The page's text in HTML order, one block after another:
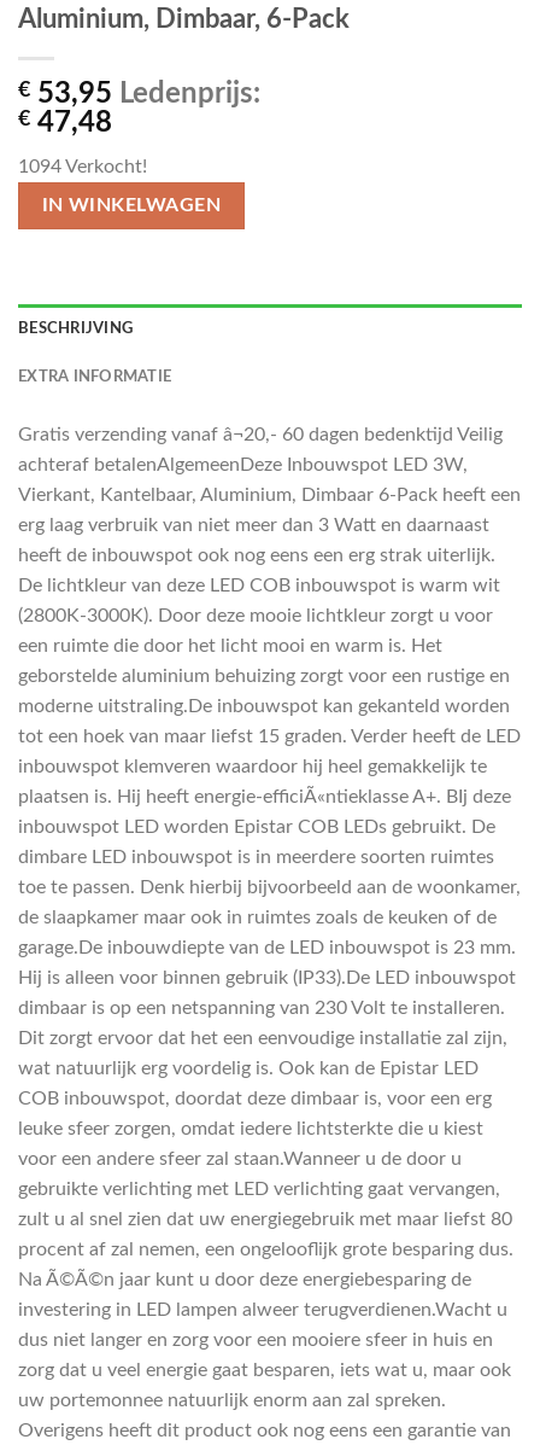
Aluminium, Dimbaar, 6-Pack
€ 53,95 Ledenprijs:
€ 47,48
1094Verkocht!
IN WINKELWAGEN
BESCHRIJVING
EXTRA INFORMATIE
Gratis verzending vanaf â¬20,- 60 dagen bedenktijd Veilig
achteraf betalenAlgemeenDeze Inbouwspot LED 3W,
Vierkant, Kantelbaar, Aluminium, Dimbaar 6-Pack heeft een
erg laag verbruik van niet meer dan 3 Watt en daarnaast
heeft de inbouwspot ook nog eens een erg strak uiterlijk.
De lichtkleur van deze LED COB inbouwspot is warm wit
(2800K-3000K). Door deze mooie lichtkleur zorgt u voor
een ruimte die door het licht mooi en warm is. Het
geborstelde aluminium behuizing zorgt voor een rustige en
moderne uitstraling.De inbouwspot kan gekanteld worden
tot een hoek van maar liefst 15 graden. Verder heeft de LED
inbouwspot klemveren waardoor hij heel gemakkelijk te
plaatsen is. Hij heeft energie-efficiÃ«ntieklasse A+. BIj deze
inbouwspot LED worden Epistar COB LEDs gebruikt. De
dimbare LED inbouwspot is in meerdere soorten ruimtes
toe te passen. Denk hierbij bijvoorbeeld aan de woonkamer,
de slaapkamer maar ook in ruimtes zoals de keuken of de
garage.De inbouwdiepte van de LED inbouwspot is 23 mm.
Hij is alleen voor binnen gebruik (IP33).De LED inbouwspot
dimbaar is op een netspanning van 230 Volt te installeren.
Dit zorgt ervoor dat het een eenvoudige installatie zal zijn,
wat natuurlijk erg voordelig is. Ook kan de Epistar LED
COB inbouwspot, doordat deze dimbaar is, voor een erg
leuke sfeer zorgen, omdat iedere lichtsterkte die u kiest
voor een andere sfeer zal staan.Wanneer u de door u
gebruikte verlichting met LED verlichting gaat vervangen,
zult u al snel zien dat uw energiegebruik met maar liefst 80
procent af zal nemen, een ongelooflijk grote besparing dus.
Na Ã©Ã©n jaar kunt u door deze energiebesparing de
investering in LED lampen alweer terugverdienen.Wacht u
dus niet langer en zorg voor een mooiere sfeer in huis en
zorg dat u veel energie gaat besparen, iets wat u, maar ook
uw portemonnee natuurlijk enorm aan zal spreken.
Overigens heeft dit product ook nog eens een garantie van